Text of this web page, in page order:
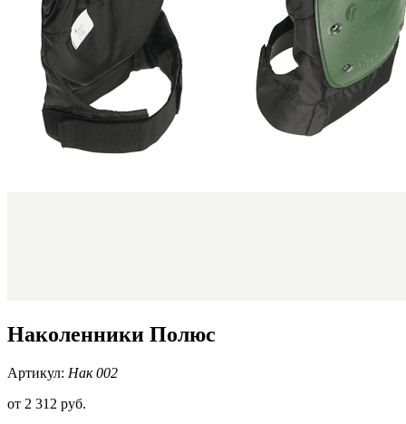
Наколенники Полюс
Артикул: Нак 002
от 2 312 руб.